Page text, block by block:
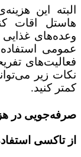
البته این
هاستل اقات
وعده‌های غذایی
عمومی استفاده
فعالیت‌های
نکات زیر
کمتر کنید.
صرفه‌جویی در
از تاکسی